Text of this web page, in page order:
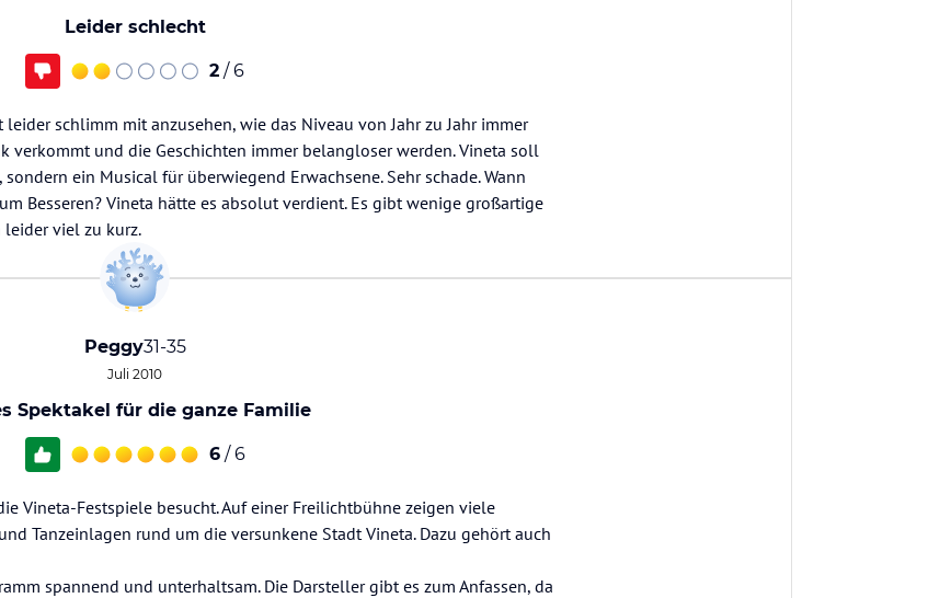
Leider schlecht
2 / 6
schlimm mit anzusehen, wie das Niveau von Jahr zu Jahr immer
verkommt und die Geschichten immer belangloser werden. Vineta soll
ein Musical für überwiegend Erwachsene. Sehr schade. Wann
Besseren? Vineta hätte es absolut verdient. Es gibt wenige großartige
leider viel zu kurz.
Peggy31-35
Juli 2010
Spektakel für die ganze Familie
6 / 6
Vineta-Festspiele besucht. Auf einer Freilichtbühne zeigen viele
Tanzeinlagen rund um die versunkene Stadt Vineta. Dazu gehört auch
spannend und unterhaltsam. Die Darsteller gibt es zum Anfassen, da